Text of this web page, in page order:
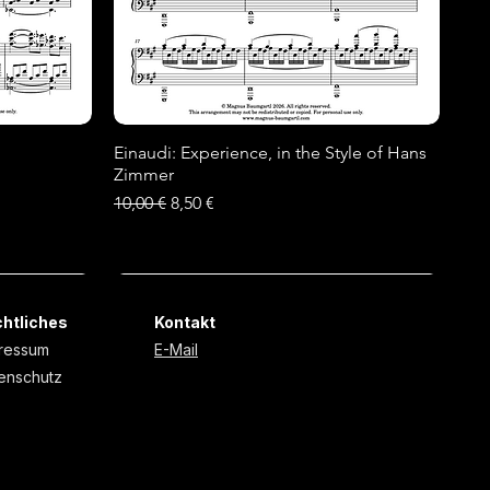
Schnellansicht
Einaudi: Experience, in the Style of Hans
Zimmer
Standardpreis
10,00 € Sale-Preis
8,50 €
Kontakt
E-Mail